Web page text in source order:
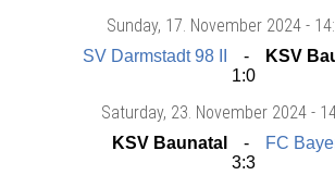
Sunday, 17. November 2024 -
SV Darmstadt 98 II
KSV
1:0
Saturday, 23. November 2024 -
KSV Baunatal
FC
3:3